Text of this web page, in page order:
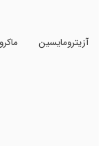
آزیترومایسین